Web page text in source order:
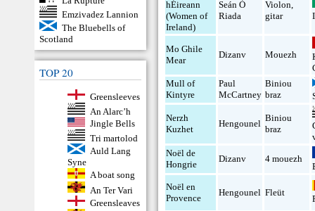
Emzivadez Lannion
The Bluebells of
Scotland
TOP 20
Greensleeves
An Alarc’h
Jingle Bells
Tri martolod
Auld Lang
Syne
A boat song
An Ter Vari
Greensleaves
hÉireann
(Women of
Ireland)
Seán Ó
Riada
Violon,
gitar
Mo Ghile
Mear
Dizanv Mouezh
Mull of
Kintyre
Paul
McCartney
Biniou
braz
Nerzh
Kuzhet
Hengounel
Biniou
braz
Noël de
Hongrie
Dizanv 4 mouezh
Noël en
Provence
Hengounel Fleüt